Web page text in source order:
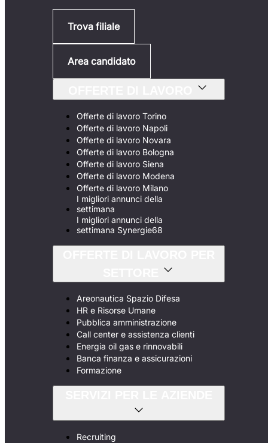
Trova filiale
Area candidato
Offerte di lavoro Torino
Offerte di lavoro Napoli
Offerte di lavoro Novara
Offerte di lavoro Bologna
Offerte di lavoro Siena
Offerte di lavoro Modena
Offerte di lavoro Milano
I migliori annunci della
settimana
I migliori annunci della
settimana Synergie68
Areonautica Spazio Difesa
HR e Risorse Umane
Pubblica amministrazione
Call center e assistenza clienti
Energia oil gas e rinnovabili
Banca finanza e assicurazioni
Formazione
Recruiting